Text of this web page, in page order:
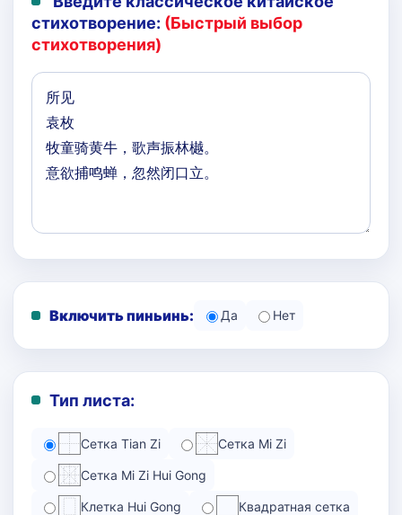
стихотворение: (Быстрый выбор
стихотворения)
Включить пиньинь: Да Нет
Тип листа:
Сетка Tian Zi Сетка Mi Zi
Сетка Mi Zi Hui Gong
Клетка Hui Gong Квадратная сетка